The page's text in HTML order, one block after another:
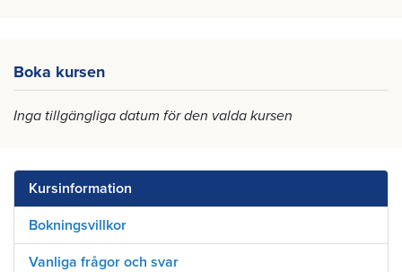
Boka kursen
Inga tillgängliga datum för den valda kursen
Kursinformation
Bokningsvillkor
Vanliga frågor och svar